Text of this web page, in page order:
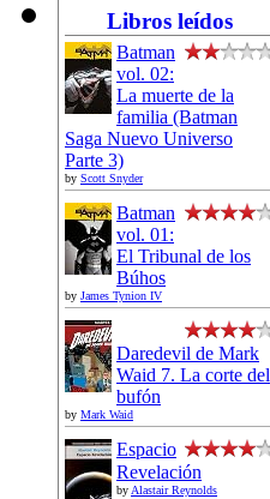
Libros leídos
Batman
vol. 02:
La muerte de la
familia (Batman
Saga Nuevo Universo
Parte 3)
by Scott Snyder
Batman
vol. 01:
El Tribunal de los
Búhos
by James Tynion IV
Daredevil de Mark
Waid 7. La corte del
bufón
by Mark Waid
Espacio
Revelación
byAlastair Reynolds